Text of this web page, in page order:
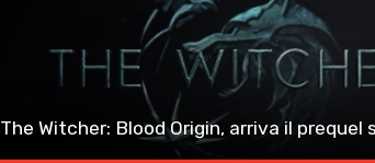
The Witcher: Blood Origin, arriva il prequel